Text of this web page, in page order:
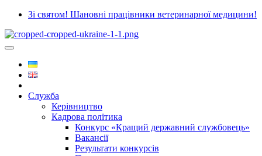
Зі святом! Шановні працівники ветеринарної медицини!
Служба
Керівництво
Кадрова політика
Конкурс «Кращий державний службовець»
Вакансії
Результати конкурсів